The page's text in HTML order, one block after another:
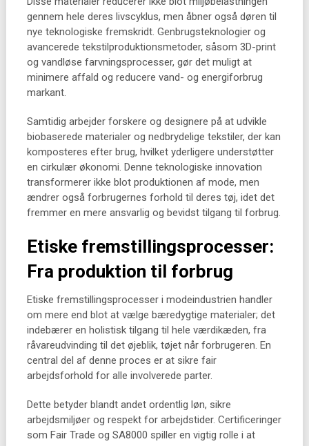
gennem hele deres livscyklus, men åbner også døren til
nye teknologiske fremskridt. Genbrugsteknologier og
avancerede tekstilproduktionsmetoder, såsom 3D-print
og vandløse farvningsprocesser, gør det muligt at
minimere affald og reducere vand- og energiforbrug
markant.
Samtidig arbejder forskere og designere på at udvikle
biobaserede materialer og nedbrydelige tekstiler, der kan
komposteres efter brug, hvilket yderligere understøtter
en cirkulær økonomi. Denne teknologiske innovation
transformerer ikke blot produktionen af mode, men
ændrer også forbrugernes forhold til deres tøj, idet det
fremmer en mere ansvarlig og bevidst tilgang til forbrug.
Etiske fremstillingsprocesser:
Fra produktion til forbrug
Etiske fremstillingsprocesser i modeindustrien handler
om mere end blot at vælge bæredygtige materialer; det
indebærer en holistisk tilgang til hele værdikæden, fra
råvareudvinding til det øjeblik, tøjet når forbrugeren. En
central del af denne proces er at sikre fair
arbejdsforhold for alle involverede parter.
Dette betyder blandt andet ordentlig løn, sikre
arbejdsmiljøer og respekt for arbejdstider. Certificeringer
som Fair Trade og SA8000 spiller en vigtig rolle i at